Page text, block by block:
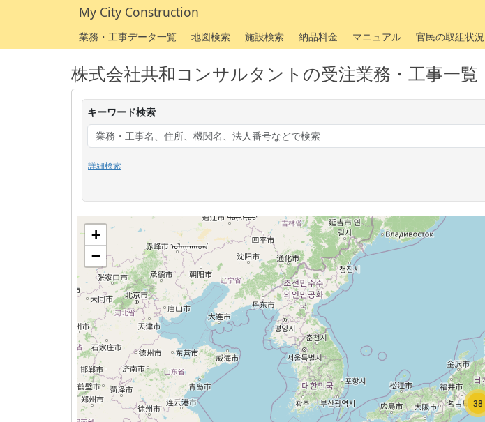
My City Construction
業務・工事データ一覧
地図検索 施設検索 納品料金 マニュアル 官民の取組状況
株式会社共和コンサルタントの受注業務・工事一覧
キーワード検索
詳細検索
2
41
38
+
−